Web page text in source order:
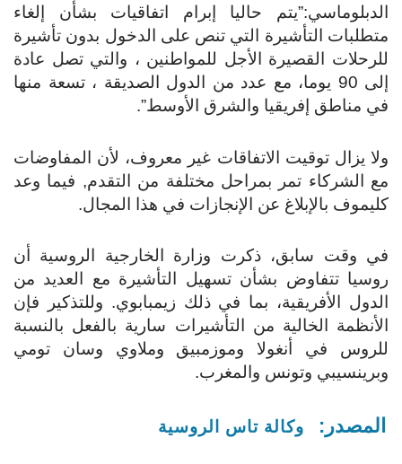
الدبلوماسي:”يتم حاليا إبرام اتفاقيات بشأن إلغاء
متطلبات التأشيرة التي تنص على الدخول بدون تأشيرة
للرحلات القصيرة الأجل للمواطنين ، والتي تصل عادة
إلى 90 يوما، مع عدد من الدول الصديقة ، تسعة منها
في مناطق إفريقيا والشرق الأوسط”.
ولا يزال توقيت الاتفاقات غير معروف، لأن المفاوضات
مع الشركاء تمر بمراحل مختلفة من التقدم, فيما وعد
كليموف بالإبلاغ عن الإنجازات في هذا المجال.
في وقت سابق، ذكرت وزارة الخارجية الروسية أن
روسيا تتفاوض بشأن تسهيل التأشيرة مع العديد من
الدول الأفريقية، بما في ذلك زيمبابوي. وللتذكير فإن
الأنظمة الخالية من التأشيرات سارية بالفعل بالنسبة
للروس في أنغولا وموزمبيق وملاوي وسان تومي
وبرينسيبي وتونس والمغرب.
المصدر: وكالة تاس الروسية